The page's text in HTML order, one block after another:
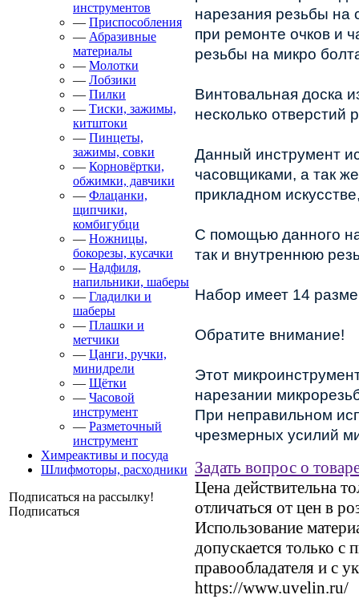
инструментов
— Приспособления
— Абразивные
материалы
— Молотки
— Лобзики
— Пилки
— Тиски, зажимы,
китштоки
— Пинцеты,
зажимы, совки
— Корновёртки,
обжимки, давчики
— Флацанки,
щипчики,
комбигубци
— Ножницы,
бокорезы, кусачки
— Надфиля,
напильники, шаберы
— Гладилки и
шаберы
— Плашки и
метчики
— Цанги, ручки,
минидрели
— Щётки
— Часовой
инструмент
— Разметочный
инструмент
Химреактивы и посуда
Шлифмоторы, расходники
Подписаться на рассылку!
Подписаться
нарезания резьбы на
при ремонте очков и
резьбы на микро
Винтовальная доска
несколько отверстий
Данный инструмент
часовщиками, а так
прикладном
С помощью данного
так и внутреннюю
Набор имеет 14
Обратите внимание!
Этот
нарезании
При неправильном
чрезмерных усилий
Задать вопрос о
Цена действительна
отличаться от цен в
Использование
допускается только с
правообладателя и с
https://www.uvelin.ru/